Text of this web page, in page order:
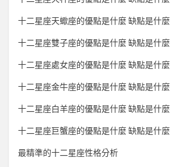
十二星座天蠍座的優點是什麼 缺點是什麼
十二星座雙子座的優點是什麼 缺點是什麼
十二星座處女座的優點是什麼 缺點是什麼
十二星座金牛座的優點是什麼 缺點是什麼
十二星座白羊座的優點是什麼 缺點是什麼
十二星座巨蟹座的優點是什麼 缺點是什麼
最精準的十二星座性格分析